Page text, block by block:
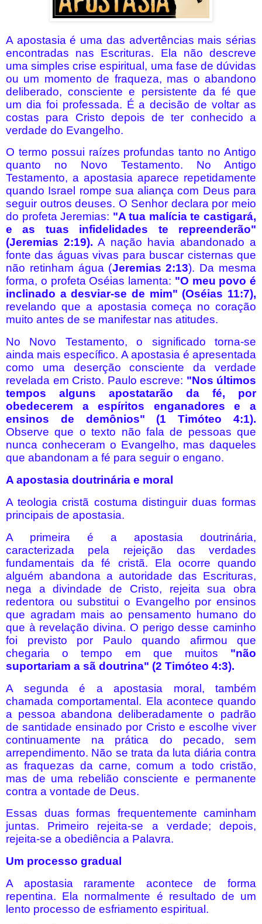
A apostasia é uma das advertências mais sérias
encontradas nas Escrituras. Ela não descreve
uma simples crise espiritual, uma fase de dúvidas
ou um momento de fraqueza, mas o abandono
deliberado, consciente e persistente da fé que
um dia foi professada. É a decisão de voltar as
costas para Cristo depois de ter conhecido a
verdade do Evangelho.
O termo possui raízes profundas tanto no Antigo
quanto no Novo Testamento. No Antigo
Testamento, a apostasia aparece repetidamente
quando Israel rompe sua aliança com Deus para
seguir outros deuses. O Senhor declara por meio
do profeta Jeremias: "A tua malícia te castigará,
e as tuas infidelidades te repreenderão"
(Jeremias 2:19). A nação havia abandonado a
fonte das águas vivas para buscar cisternas que
não retinham água (Jeremias 2:13). Da mesma
forma, o profeta Oséias lamenta: "O meu povo é
inclinado a desviar-se de mim" (Oséias 11:7),
revelando que a apostasia começa no coração
muito antes de se manifestar nas atitudes.
No Novo Testamento, o significado torna-se
ainda mais específico. A apostasia é apresentada
como uma deserção consciente da verdade
revelada em Cristo. Paulo escreve: "Nos últimos
tempos alguns apostatarão da fé, por
obedecerem a espíritos enganadores e a
ensinos de demônios" (1 Timóteo 4:1).
Observe que o texto não fala de pessoas que
nunca conheceram o Evangelho, mas daqueles
que abandonam a fé para seguir o engano.
A apostasia doutrinária e moral
A teologia cristã costuma distinguir duas formas
principais de apostasia.
A primeira é a apostasia doutrinária,
caracterizada pela rejeição das verdades
fundamentais da fé cristã. Ela ocorre quando
alguém abandona a autoridade das Escrituras,
nega a divindade de Cristo, rejeita sua obra
redentora ou substitui o Evangelho por ensinos
que agradam mais ao pensamento humano do
que à revelação divina. O perigo desse caminho
foi previsto por Paulo quando afirmou que
chegaria o tempo em que muitos "não
suportariam a sã doutrina" (2 Timóteo 4:3).
A segunda é a apostasia moral, também
chamada comportamental. Ela acontece quando
a pessoa abandona deliberadamente o padrão
de santidade ensinado por Cristo e escolhe viver
continuamente na prática do pecado, sem
arrependimento. Não se trata da luta diária contra
as fraquezas da carne, comum a todo cristão,
mas de uma rebelião consciente e permanente
contra a vontade de Deus.
Essas duas formas frequentemente caminham
juntas. Primeiro rejeita-se a verdade; depois,
rejeita-se a obediência a Palavra.
Um processo gradual
A apostasia raramente acontece de forma
repentina. Ela normalmente é resultado de um
lento processo de esfriamento espiritual.